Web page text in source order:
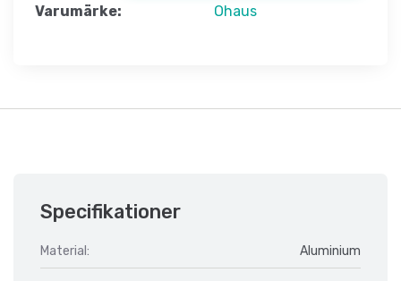
Varumärke: Ohaus
Specifikationer
Material: Aluminium